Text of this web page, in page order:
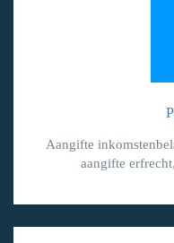
Aangifte
aangifte